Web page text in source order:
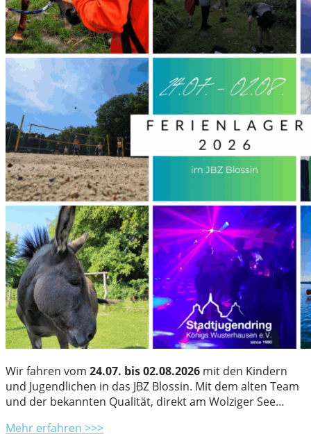
Wir fahren vom 24.07. bis 02.08.2026 mit den Kindern
und Jugendlichen in das JBZ Blossin. Mit dem alten Team
und der bekannten Qualität, direkt am Wolziger See…
Mehr erfahren >>>